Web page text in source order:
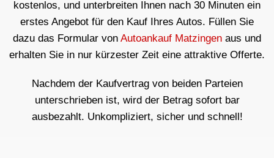
kostenlos, und unterbreiten Ihnen nach 30 Minuten ein
erstes Angebot für den Kauf Ihres Autos. Füllen Sie
dazu das Formular von Autoankauf Matzingen aus und
erhalten Sie in nur kürzester Zeit eine attraktive Offerte.
Nachdem der Kaufvertrag von beiden Parteien
unterschrieben ist, wird der Betrag sofort bar
ausbezahlt. Unkompliziert, sicher und schnell!